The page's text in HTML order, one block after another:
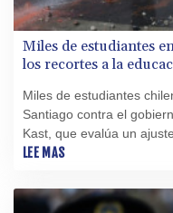
Miles de estudiantes
los recortes a la
Miles de estudiantes
Santiago contra el
Kast, que evalúa un
luego de que redujo el
LEE MAS